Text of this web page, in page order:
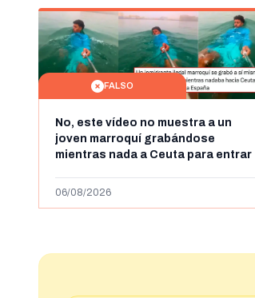
FALSO
No, este vídeo no muestra a un
joven marroquí grabándose
mientras nada a Ceuta para entrar
más de 450km de Ceuta y el autor lo
06/08/2026